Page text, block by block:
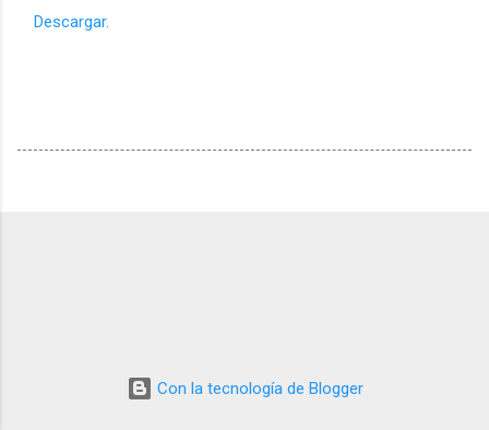
Descargar.
Con la tecnología de Blogger